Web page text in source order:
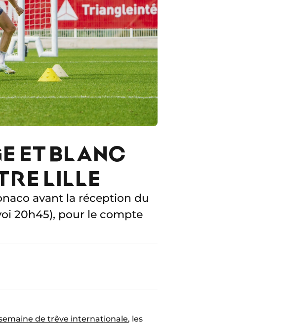
ET BLANC
LILLE
avant la réception du
20h45), pour le compte
de trêve internationale, les